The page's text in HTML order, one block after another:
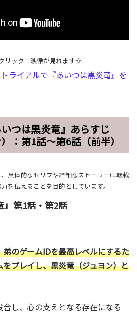
リック！映像が見れます☆
ライアルで『あいつは黒炎竜』を
つは黒炎竜』あらすじ
：第1話～第6話（前半）
具体的なセリフや詳細なストーリーは転載
を伝えることを目的としています。
』第1話・第2話
のゲームIDを最高レベルにするた
プレイし、黒炎竜（ジュヨン）と
し、心の支えとなる存在になる